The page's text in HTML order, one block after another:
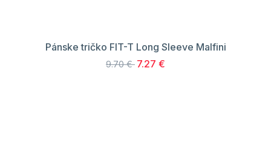
Pánske tričko FIT-T Long Sleeve Malfini
9.70 € 7.27 €